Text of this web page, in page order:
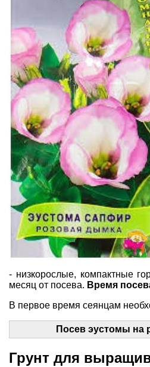
- низкорослые, компактные
месяц от посева. Время
В первое время сеянцам
Посев эустомы на
Грунт для